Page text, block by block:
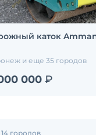
каток
и еще 35 городов
000 ₽
городов